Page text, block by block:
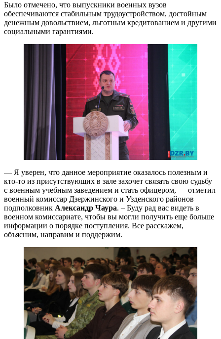
Было отмечено, что выпускники военных вузов
обеспечиваются стабильным трудоустройством, достойным
денежным довольствием, льготным кредитованием и другими
социальными гарантиями.
— Я уверен, что данное мероприятие оказалось полезным и
кто-то из присутствующих в зале захочет связать свою судьбу
с военным учебным заведением и стать офицером, — отметил
военный комиссар Дзержинского и Узденского районов
подполковник Александр Чаура. – Буду рад вас видеть в
военном комиссариате, чтобы вы могли получить еще больше
информации о порядке поступления. Все расскажем,
объясним, направим и поддержим.